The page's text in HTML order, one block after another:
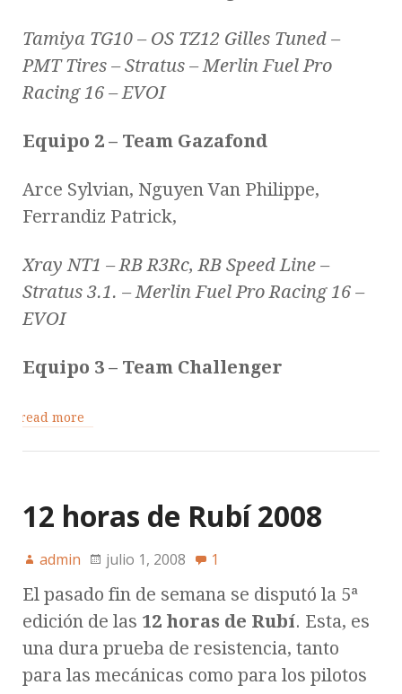
Tamiya TG10 – OS TZ12 Gilles Tuned –
PMT Tires – Stratus – Merlin Fuel Pro
Racing 16 – EVOI
Equipo 2 – Team Gazafond
Arce Sylvian, Nguyen Van Philippe,
Ferrandiz Patrick,
Xray NT1 – RB R3Rc, RB Speed Line –
Stratus 3.1. – Merlin Fuel Pro Racing 16 –
EVOI
Equipo 3 – Team Challenger
read more
12 horas de Rubí 2008
admin julio 1, 2008 1
El pasado fin de semana se disputó la 5ª
edición de las 12 horas de Rubí. Esta, es
una dura prueba de resistencia, tanto
para las mecánicas como para los pilotos